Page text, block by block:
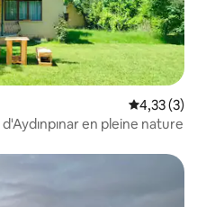
Note
4,33 (3)
en pleine nature